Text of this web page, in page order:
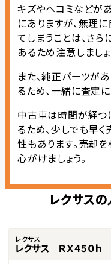
キズやヘコミなどが
にありますが、無理
てしまうことは、さ
あるため注意しましょ
また、純正パーツが
るため、一緒に査定
中古車は時間が経
るため、少しでも早
性もあります。売却
心がけましょう。
レクサス
レクサス
レクサス ＲＸ４５０ｈ